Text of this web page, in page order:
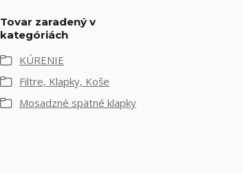
Tovar zaradený v
kategóriách
KÚRENIE
Filtre, Klapky, Koše
Mosadzné spätné klapky